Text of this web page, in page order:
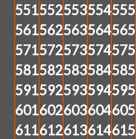
551552553554555
561562563564565
571572573574575
581582583584585
591592593594595
601602603604605
611612613614615